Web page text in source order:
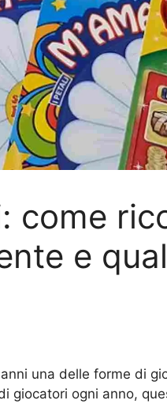
come
e
una delle forme di
giocatori ogni anno,